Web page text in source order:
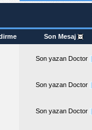
Son Mesaj
Son yazan Doctor
Son yazan Doctor
Son yazan Doctor